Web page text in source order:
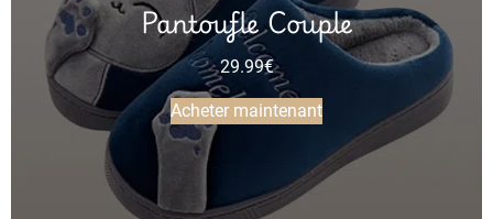
Pantoufle Couple
29.99€
Acheter maintenant